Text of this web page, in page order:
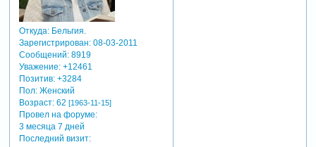
Откуда:Бельгия.
Зарегистрирован: 08-03-2011
Сообщений:8919
Уважение: +12461
Позитив: +3284
Пол:Женский
Возраст:62 [1963-11-15]
Провел на форуме:
3 месяца 7 дней
Последний визит: